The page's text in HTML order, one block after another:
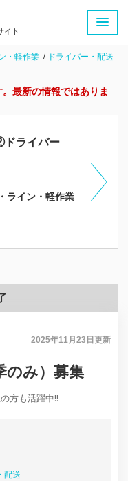
イト
・軽作業 ドライバー・配送
最新の情報ではありま
ライバー
ライン・軽作業
2025年11月23日 更新
のみ）募集
方も活躍中!!
配送